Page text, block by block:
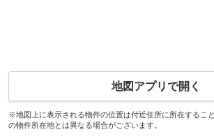
地図アプリで開く
※地図上に表示される物件の位置は付近住所に所在するこ
の物件所在地とは異なる場合がございます。